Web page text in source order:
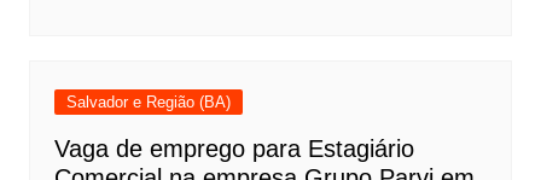
Salvador e Região (BA)
Vaga de emprego para Estagiário